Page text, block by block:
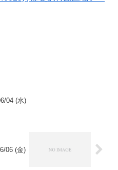
04 (水)
06 (金)